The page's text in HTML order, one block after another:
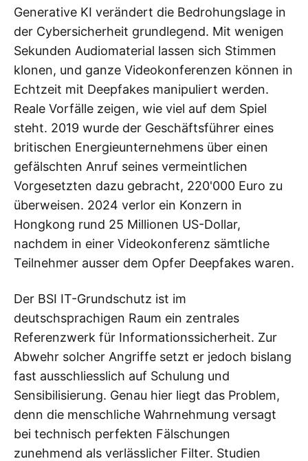
Generative KI verändert die Bedrohungslage in
der Cybersicherheit grundlegend. Mit wenigen
Sekunden Audiomaterial lassen sich Stimmen
klonen, und ganze Videokonferenzen können in
Echtzeit mit Deepfakes manipuliert werden.
Reale Vorfälle zeigen, wie viel auf dem Spiel
steht. 2019 wurde der Geschäftsführer eines
britischen Energieunternehmens über einen
gefälschten Anruf seines vermeintlichen
Vorgesetzten dazu gebracht, 220'000 Euro zu
überweisen. 2024 verlor ein Konzern in
Hongkong rund 25 Millionen US-Dollar,
nachdem in einer Videokonferenz sämtliche
Teilnehmer ausser dem Opfer Deepfakes waren.
Der BSI IT-Grundschutz ist im
deutschsprachigen Raum ein zentrales
Referenzwerk für Informationssicherheit. Zur
Abwehr solcher Angriffe setzt er jedoch bislang
fast ausschliesslich auf Schulung und
Sensibilisierung. Genau hier liegt das Problem,
denn die menschliche Wahrnehmung versagt
bei technisch perfekten Fälschungen
zunehmend als verlässlicher Filter. Studien